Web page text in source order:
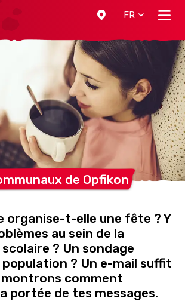
FR
de Opfikon
organise-t-elle une fête ? Y
au sein de la
? Un sondage
population ? Un e-mail suffit
comment
portée de tes messages.